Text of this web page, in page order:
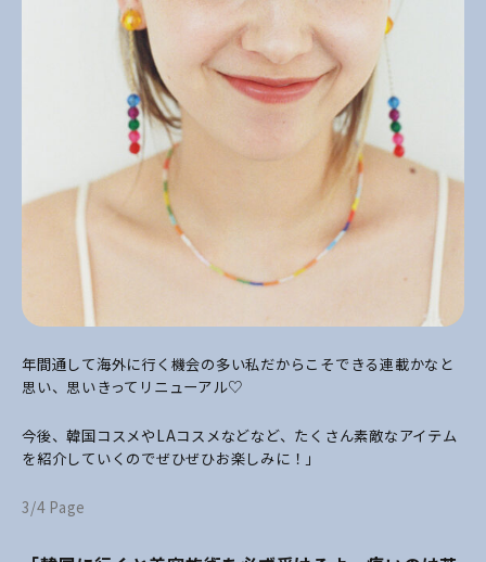
年間通して海外に行く機会の多い私だからこそできる連載かなと
思い、思いきってリニューアル♡
今後、韓国コスメやLAコスメなどなど、たくさん素敵なアイテム
を紹介していくのでぜひぜひお楽しみに！」
3/4 Page